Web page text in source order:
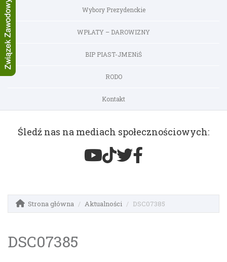
Wybory Prezydenckie
WPŁATY – DAROWIZNY
BIP PIAST-JMENiŚ
RODO
Kontakt
Śledź nas na mediach społecznościowych:
Strona główna Aktualności DSC07385
DSC07385